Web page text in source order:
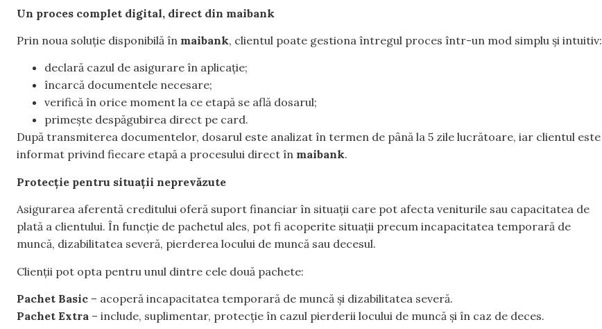
Un proces complet digital, direct din maibank
Prin noua soluție disponibilă în maibank, clientul poate gestiona întregul proces într-un mod simplu și intuitiv:
declară cazul de asigurare în aplicație;
încarcă documentele necesare;
verifică în orice moment la ce etapă se află dosarul;
primește despăgubirea direct pe card.
După transmiterea documentelor, dosarul este analizat în termen de până la 5 zile lucrătoare, iar clientul este
informat privind fiecare etapă a procesului direct în maibank.
Protecție pentru situații neprevăzute
Asigurarea aferentă creditului oferă suport financiar în situații care pot afecta veniturile sau capacitatea de
plată a clientului. În funcție de pachetul ales, pot fi acoperite situații precum incapacitatea temporară de
muncă, dizabilitatea severă, pierderea locului de muncă sau decesul.
Clienții pot opta pentru unul dintre cele două pachete:
Pachet Basic – acoperă incapacitatea temporară de muncă și dizabilitatea severă.
Pachet Extra – include, suplimentar, protecție în cazul pierderii locului de muncă și în caz de deces.